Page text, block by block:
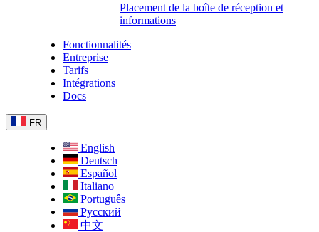
Placement de la boîte de réception et
informations
Fonctionnalités
Entreprise
Tarifs
Intégrations
Docs
FR
English
Deutsch
Español
Italiano
Português
Русский
中文